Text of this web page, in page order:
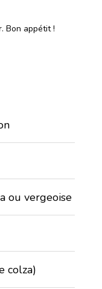
Bon appétit !
ou vergeoise
colza)